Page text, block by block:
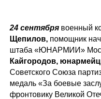
24 сентября военный
Щепилов, помощник
штаба «ЮНАРМИИ»
Кайгородов,
Советского Союза
медаль «За боевые
фронтовику Великой